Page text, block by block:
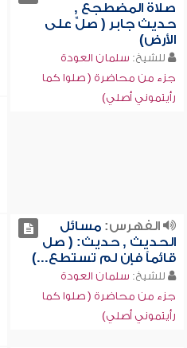
صلاة المضطجع ,
حديث جابر ( صلِّ على
الأرض)
للشيخ: سلمان العودة
جزء من محاضرة ( صلوا كما
رأيتموني أصلي)
الفهرس:مسائل
الحديث , حديث: ( صل
قائماً فإن لم تستطع...)
للشيخ: سلمان العودة
جزء من محاضرة ( صلوا كما
رأيتموني أصلي)